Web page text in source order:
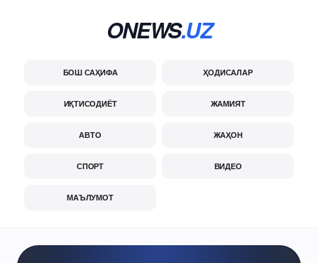
ONEWS.UZ
БОШ САҲИФА ҲОДИСАЛАР
ИҚТИСОДИЁТ ЖАМИЯТ
АВТО ЖАҲОН
СПОРТ ВИДЕО
МАЪЛУМОТ